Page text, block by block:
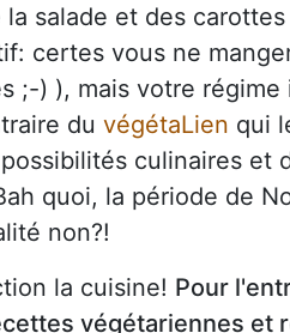
salade et des
certes vous ne
;-) ), mais votre
du végétaLien qui
culinaires et
quoi, la période de
non?!
la cuisine! Pour
végétariennes et